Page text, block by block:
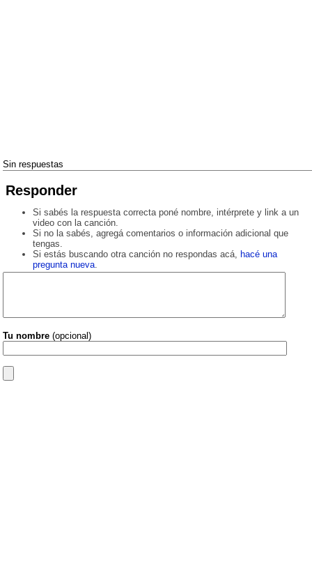
Sin respuestas
Responder
Si sabés la respuesta correcta poné nombre, intérprete y link a un
video con la canción.
Si no la sabés, agregá comentarios o información adicional que
tengas.
Si estás buscando otra canción no respondas acá, hacé una
pregunta nueva.
Tu nombre (opcional)